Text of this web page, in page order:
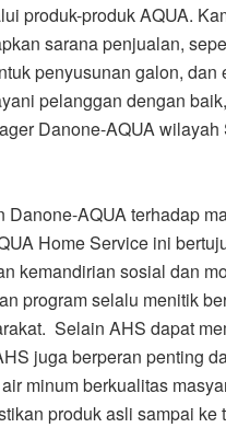
produk-produk AQUA.
sarana penjualan,
penyusunan galon, dan
pelanggan dengan
Danone-AQUA wilayah
Danone-AQUA terhadap
Home Service ini
kemandirian sosial dan
program selalu menitik
Selain AHS dapat
juga berperan penting
minum berkualitas
produk asli sampai ke